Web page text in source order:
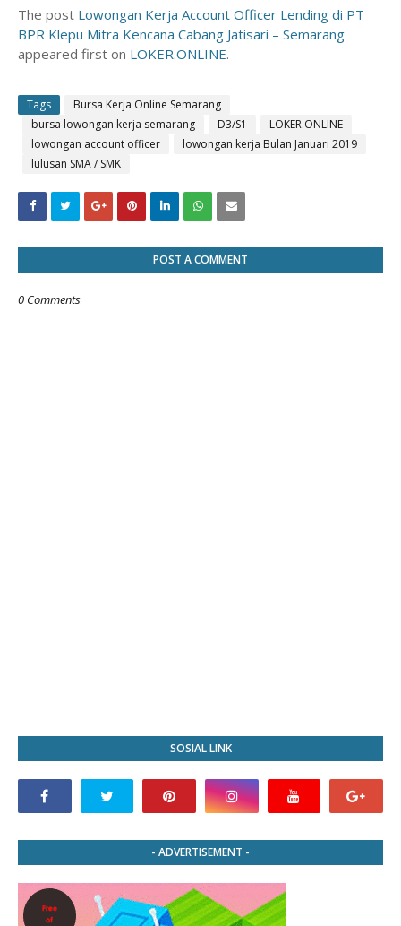
The post Lowongan Kerja Account Officer Lending di PT
BPR Klepu Mitra Kencana Cabang Jatisari – Semarang
appeared first on LOKER.ONLINE.
Tags
Bursa Kerja Online Semarang
bursa lowongan kerja semarang
D3/S1
LOKER.ONLINE
lowongan account officer
lowongan kerja Bulan Januari 2019
lulusan SMA / SMK
POST A COMMENT
0 Comments
SOSIAL LINK
- ADVERTISEMENT -